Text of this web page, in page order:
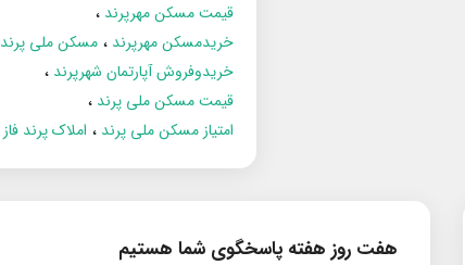
قیمت مسکن مهرپرند
خریدمسکن مهرپرند
مسکن ملی پرند
خریدوفروش آپارتمان شهرپرند
قیمت مسکن ملی پرند
امتیاز مسکن ملی پرند
املاک پرند فاز 6
هفت روز هفته پاسخگوی شما هستیم